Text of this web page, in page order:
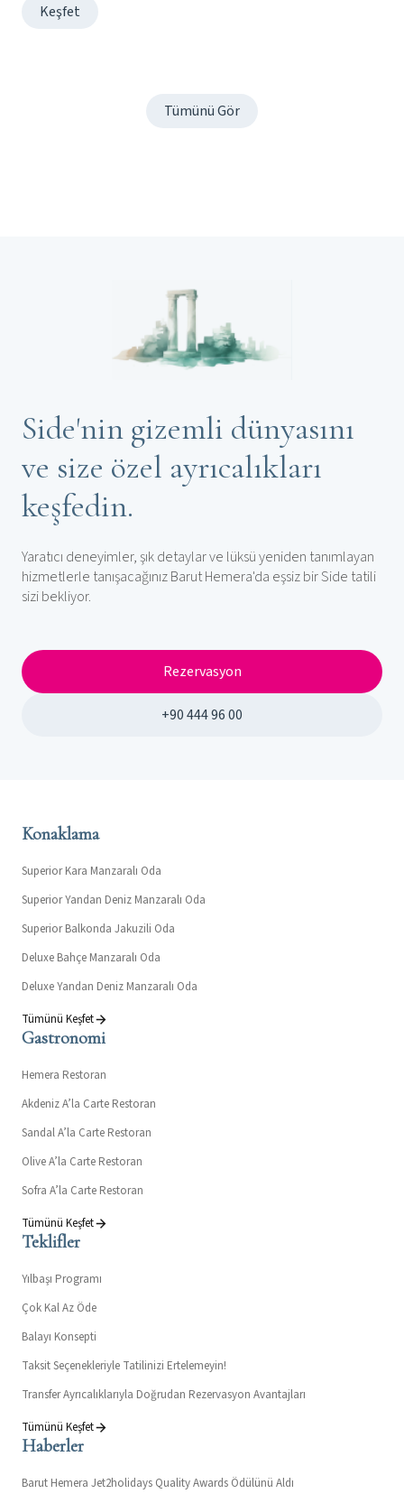
Keşfet
Tümünü Gör
Side'nin gizemli dünyasını
ve size özel ayrıcalıkları
keşfedin.
Yaratıcı deneyimler, şık detaylar ve lüksü yeniden tanımlayan
hizmetlerle tanışacağınız Barut Hemera'da eşsiz bir Side tatili
sizi bekliyor.
Rezervasyon
+90 444 96 00
Konaklama
Superior Kara Manzaralı Oda
Superior Yandan Deniz Manzaralı Oda
Superior Balkonda Jakuzili Oda
Deluxe Bahçe Manzaralı Oda
Deluxe Yandan Deniz Manzaralı Oda
Tümünü Keşfet
Gastronomi
Hemera Restoran
Akdeniz A’la Carte Restoran
Sandal A’la Carte Restoran
Olive A’la Carte Restoran
Sofra A’la Carte Restoran
Tümünü Keşfet
Teklifler
Yılbaşı Programı
Çok Kal Az Öde
Balayı Konsepti
Taksit Seçenekleriyle Tatilinizi Ertelemeyin!
Transfer Ayrıcalıklarıyla Doğrudan Rezervasyon Avantajları
Tümünü Keşfet
Haberler
Barut Hemera Jet2holidays Quality Awards Ödülünü Aldı